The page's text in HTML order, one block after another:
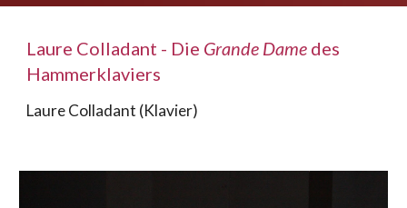
Laure Colladant - Die Grande Dame des
Hammerklaviers
Laure Colladant (Klavier)